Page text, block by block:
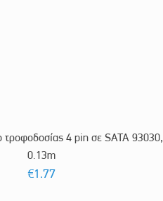
τροφοδοσίας 4 pin σε SATA 93030,
0.13m
€1.77